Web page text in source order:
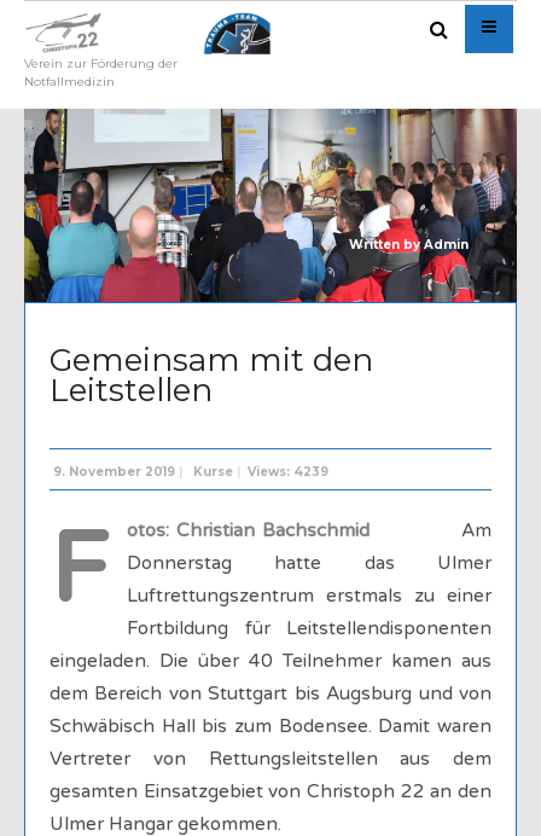
Verein zur Förderung der
Notfallmedizin
Written by Admin
Gemeinsam mit den
Leitstellen
9. November 2019 | Kurse | Views: 4239
F otos: Christian Bachschmid Am
Donnerstag hatte das Ulmer
Luftrettungszentrum erstmals zu einer
Fortbildung für Leitstellendisponenten
eingeladen. Die über 40 Teilnehmer kamen aus
dem Bereich von Stuttgart bis Augsburg und von
Schwäbisch Hall bis zum Bodensee. Damit waren
Vertreter von Rettungsleitstellen aus dem
gesamten Einsatzgebiet von Christoph 22 an den
Ulmer Hangar gekommen.